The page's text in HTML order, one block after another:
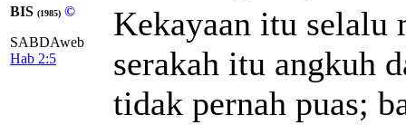
BIS (1985) ©
SABDAweb
Hab 2:5
Kekayaan itu selalu
serakah itu angkuh
tidak pernah puas;